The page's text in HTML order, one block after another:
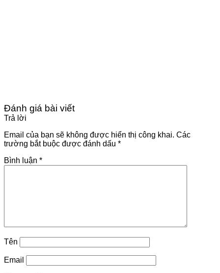
Đánh giá bài viết
Trả lời
Email của bạn sẽ không được hiển thị công khai. Các
trường bắt buộc được đánh dấu *
Bình luận *
Tên
Email